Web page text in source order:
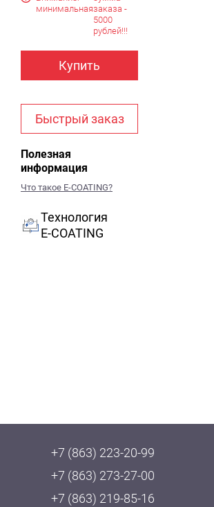
минимальнаязаказа -
5000
рублей!!!
Купить
Быстрый заказ
Полезная
информация
Что такое E-COATING?
Технология
E-COATING
+7 (863) 223-20-99
+7 (863) 273-27-00
+7 (863) 219-85-16